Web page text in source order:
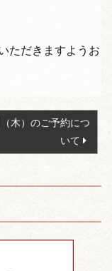
ただきますようお
木）のご予約につ
いて